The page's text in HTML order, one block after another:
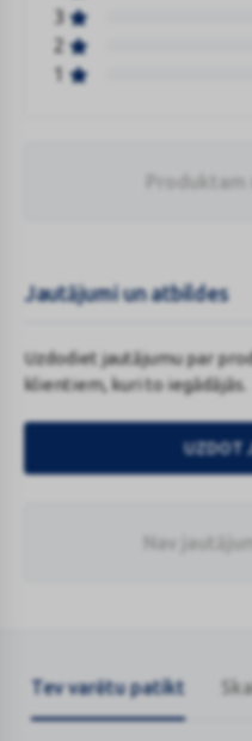
3
2
1
Jautājumi un atbildes
Uzdodiet jautājumu par
klientiem, kuri to iegādājās.
UZDOT
Nav
Tev varētu patikt